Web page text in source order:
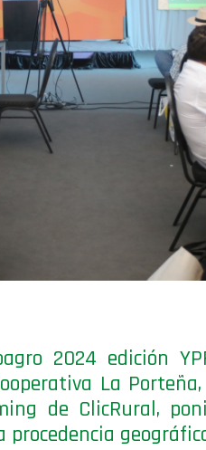
2024 edición
La
de ClicRural,